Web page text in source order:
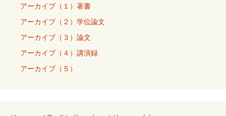
アーカイブ（１）著書
アーカイブ（２）学位論文
アーカイブ（３）論文
アーカイブ（４）講演録
アーカイブ（５）